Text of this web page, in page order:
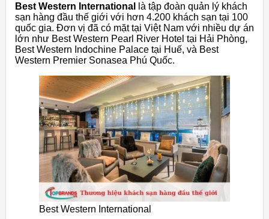
Best Western International
là tập đoàn quản lý khách
sạn hàng đầu thế giới với hơn 4.200 khách sạn tại 100
quốc gia. Đơn vị đã có mặt tại Việt Nam với nhiều dự án
lớn như Best Western Pearl River Hotel tại Hải Phòng,
Best Western Indochine Palace tại Huế, và Best
Western Premier Sonasea Phú Quốc.
Best Western International